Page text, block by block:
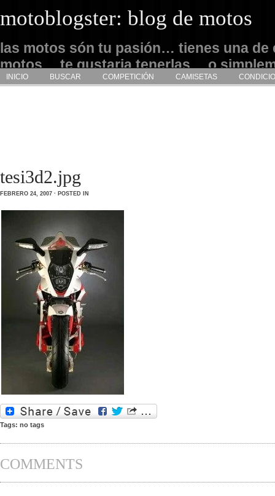
motoblogster: blog de motos
las motos són tu pasión… tienes una de
motos… te gustaria tenerlas… o
admirarlas… este es tu sitio
INICIO BUSCAR COMPETICIÓN CAMISETAS
tesi3d2.jpg
FEBRERO 24, 2007 · POSTED IN
Tags: no tags
COMMENTS